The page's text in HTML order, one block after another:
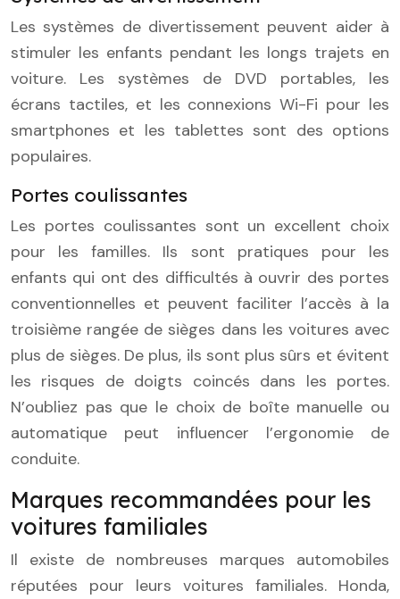
Les systèmes de divertissement peuvent aider à
stimuler les enfants pendant les longs trajets en
voiture. Les systèmes de DVD portables, les
écrans tactiles, et les connexions Wi-Fi pour les
smartphones et les tablettes sont des options
populaires.
Portes coulissantes
Les portes coulissantes sont un excellent choix
pour les familles. Ils sont pratiques pour les
enfants qui ont des difficultés à ouvrir des portes
conventionnelles et peuvent faciliter l’accès à la
troisième rangée de sièges dans les voitures avec
plus de sièges. De plus, ils sont plus sûrs et évitent
les risques de doigts coincés dans les portes.
N’oubliez pas que le choix de boîte manuelle ou
automatique peut influencer l’ergonomie de
conduite.
Marques recommandées pour les
voitures familiales
Il existe de nombreuses marques automobiles
réputées pour leurs voitures familiales. Honda,